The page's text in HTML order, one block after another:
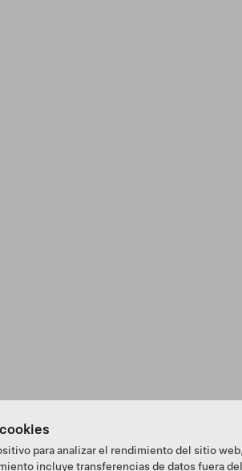
para analizar el rendimiento del sitio
incluye transferencias de datos fuera